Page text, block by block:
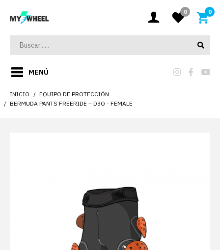
0 0
MENÚ
INICIO
EQUIPO DE PROTECCIÓN
BERMUDA PANTS FREERIDE – D3O - FEMALE